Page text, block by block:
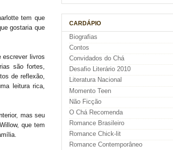
tem que
gostaria que
escrever livros
são fortes,
de reflexão,
leitura rica,
mas seu
que tem
CARDÁPIO
Biografias
Contos
Convidados do Chá
Desafio Literário 2010
Literatura Nacional
Momento Teen
Não Ficção
O Chá Recomenda
Romance Brasileiro
Romance Chick-lit
Romance Contemporâneo